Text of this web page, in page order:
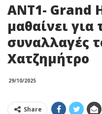
ΑΝΤ1- Grand
μαθαίνει για
συναλλαγές
Χατζημήτρο
29/10/2025
Share